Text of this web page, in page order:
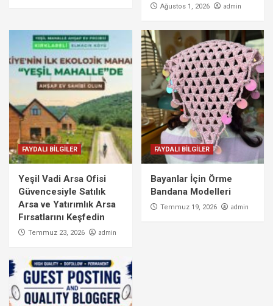
Ağustos 1, 2026 admin
FAYDALI BİLGİLER
Yeşil Vadi Arsa Ofisi
Güvencesiyle Satılık
Arsa ve Yatırımlık Arsa
Fırsatlarını Keşfedin
Temmuz 23, 2026 admin
FAYDALI BİLGİLER
Bayanlar İçin Örme
Bandana Modelleri
Temmuz 19, 2026 admin